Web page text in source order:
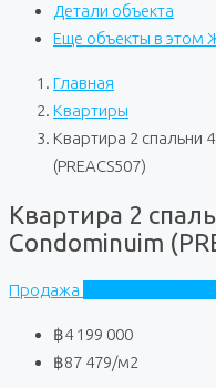
Детали объекта
Еще объекты в этом
Главная
Квартиры
Квартира 2 спальни
(PREACS507)
Квартира 2
Condominuim
Продажа
฿4 199 000
฿87 479/м2